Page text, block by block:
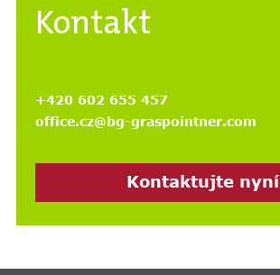
Kontakt
+420 602 655 457
office.cz@bg-graspointner.com
Kontaktujte nyní